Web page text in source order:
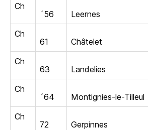
Ch
´56
Leernes
Ch
61
Châtelet
Ch
63
Landelies
Ch
´64
Montignies-le-Tilleul
Ch
72
Gerpinnes